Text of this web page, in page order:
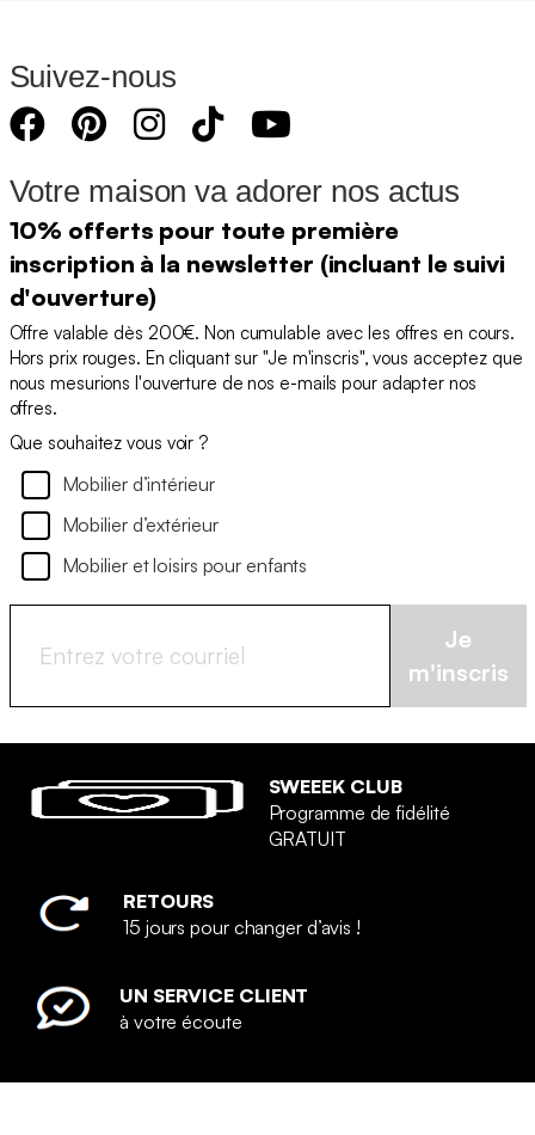
Suivez-nous
Votre maison va adorer nos actus
10% offerts pour toute première
inscription à la newsletter (incluant le suivi
d'ouverture)
Offre valable dès 200€. Non cumulable avec les offres en cours.
Hors prix rouges. En cliquant sur "Je m'inscris", vous acceptez que
nous mesurions l'ouverture de nos e-mails pour adapter nos
offres.
Que souhaitez vous voir ?
Mobilier d’intérieur
Mobilier d’extérieur
Mobilier et loisirs pour enfants
Je
m'inscris
SWEEEK CLUB
Programme de fidélité
GRATUIT
RETOURS
15 jours pour changer d’avis !
UN SERVICE CLIENT
à votre écoute